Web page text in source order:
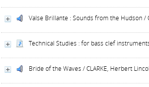
Valse Brillante : Sounds from the Hudson /
Technical Studies : for bass clef
Bride of the Waves / CLARKE, Herbert